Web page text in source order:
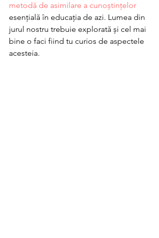
metodă de asimilare a cunoștințelor
esențială în educația de azi. Lumea din
jurul nostru trebuie explorată și cel mai
bine o faci fiind tu curios de aspectele
acesteia.